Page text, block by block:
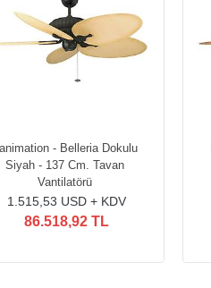
- Belleria Dokulu
Siyah - 137 Cm. Tavan
Vantilatörü
1.515,53 USD + KDV
86.518,92 TL